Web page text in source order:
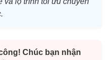
Chúc bạn nhận